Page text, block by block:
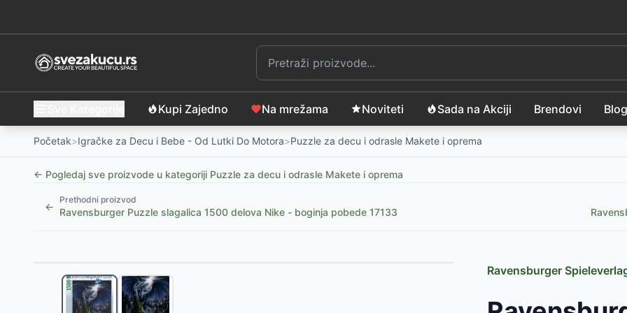
Kupi Zajedno Na mrežama Noviteti Sada na Akciji Brendovi Blog
Početak>Igračke za Decu i Bebe - Od Lutki Do Motora>Puzzle za decu i odrasle Makete i oprema
← Pogledaj sve proizvode u kategoriji Puzzle za decu i odrasle Makete i oprema
←
Prethodni proizvod
Ravensburger Puzzle slagalica 1500 delova Nike - boginja pobede 17133
Puzzle 60 delova - Mačke, Tref
Puzzle Gabby's Dollhouse 100 delova - Tref
Ravensburger